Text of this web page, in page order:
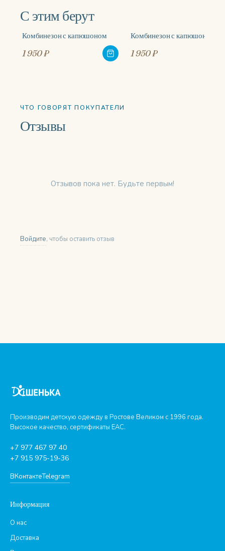
С этим берут
Комбинезон с капюшоном
1 950 ₽
Комбинезон с капюшоном
1 950 ₽
ЧТО ГОВОРЯТ ПОКУПАТЕЛИ
Отзывы
Отзывов пока нет. Будьте первым!
Войдите, чтобы оставить отзыв
Производим детскую одежду в Ростове Великом с 1996 года.
Высокое качество, сертификаты ЕАС.
+7 977 467 97 40
+7 915 975-19-36
ВКонтактеTelegram
Информация
О нас
Доставка